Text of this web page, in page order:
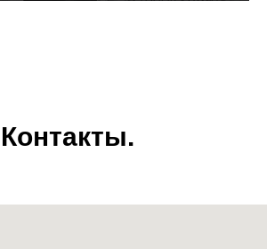
Контакты.